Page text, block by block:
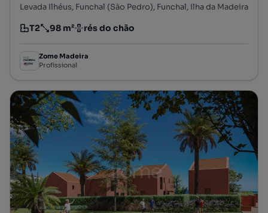
Levada Ilhéus, Funchal (São Pedro), Funchal, Ilha da Madeira
Tipologia
T2
Preço por metro quadrado
98 m²
Andar rés do chão
Zome Madeira
Profissional